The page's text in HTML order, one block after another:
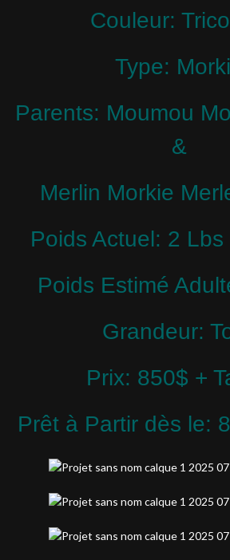
Couleur:
Type:
Parents: Moumou
&
Merlin Morkie
Poids Actuel: 2
Poids Estimé
Grandeur:
Prix: 850$ +
Prêt à Partir dès le: